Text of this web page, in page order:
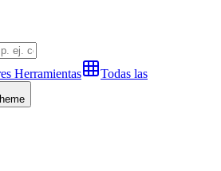
Herramientas
Todas las